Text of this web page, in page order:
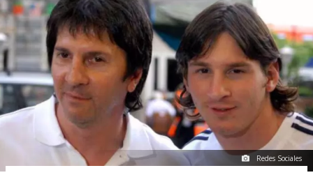
Redes Sociales